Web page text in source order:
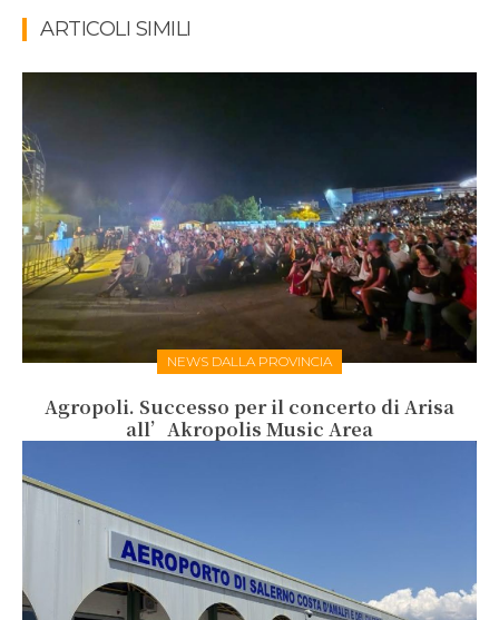
ARTICOLI SIMILI
NEWS DALLA PROVINCIA
Agropoli. Successo per il concerto di Arisa
all’Akropolis Music Area